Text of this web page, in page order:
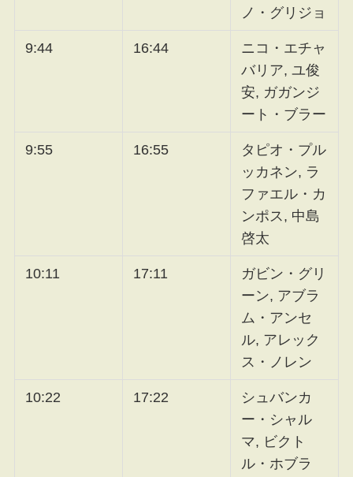
ノ・グリジョ
9:44 16:44
ニコ・エチャ
バリア, ユ俊
安, ガガンジ
ート・ブラー
9:55 16:55
タピオ・プル
ッカネン, ラ
ファエル・カ
ンポス, 中島
啓太
10:11 17:11
ガビン・グリ
ーン, アブラ
ム・アンセ
ル, アレック
ス・ノレン
10:22 17:22
シュバンカ
ー・シャル
マ, ビクト
ル・ホブラ